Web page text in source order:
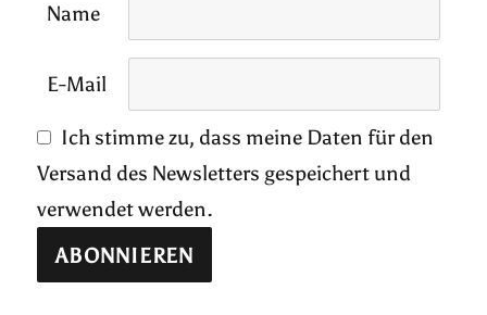
Name
E-Mail
Ich stimme zu, dass meine Daten für den
Versand des Newsletters gespeichert und
verwendet werden.